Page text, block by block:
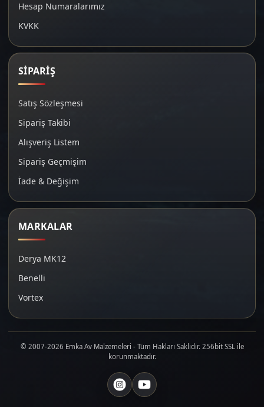
Hesap Numaralarımız
KVKK
SİPARİŞ
Satış Sözleşmesi
Sipariş Takibi
Alışveriş Listem
Sipariş Geçmişim
İade & Değişim
MARKALAR
Derya MK12
Benelli
Vortex
© 2007-2026 Emka Av Malzemeleri - Tüm Hakları Saklıdır. 256bit SSL ile
korunmaktadır.